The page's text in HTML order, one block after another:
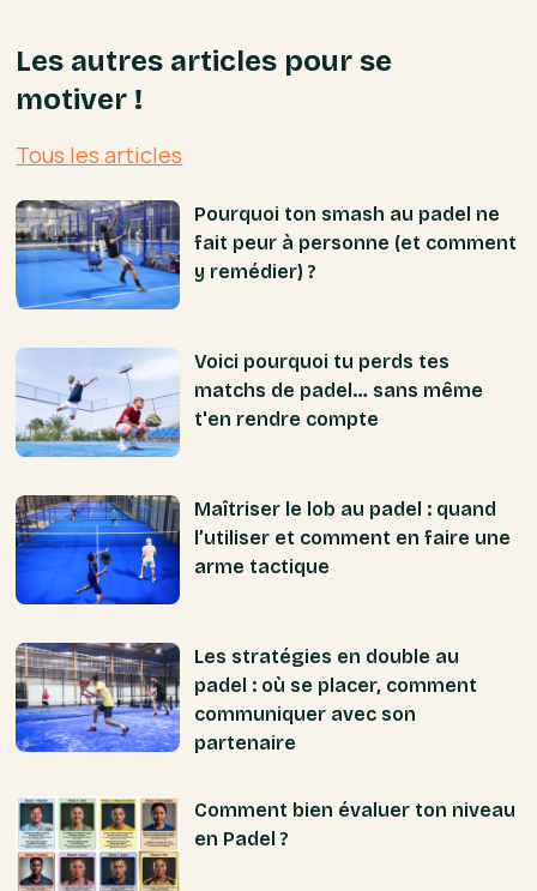
Les autres articles pour se
motiver !
Tous les articles
Pourquoi ton smash au padel ne
fait peur à personne (et comment
y remédier) ?
Voici pourquoi tu perds tes
matchs de padel… sans même
t'en rendre compte
Maîtriser le lob au padel : quand
l’utiliser et comment en faire une
arme tactique
Les stratégies en double au
padel : où se placer, comment
communiquer avec son
partenaire
Comment bien évaluer ton niveau
en Padel ?